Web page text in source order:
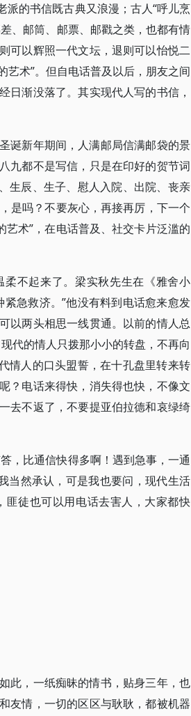
的书信既古典又浪漫；古人“呼儿烹
、邮筒、邮票、邮戳之类，也都有情
可以辉照一代文坛，退则可以怡悦二
艺术”。但自电话普及以后，朋友之间
日渐没落了。其实现代人写的书信，
诞新年期间，人满邮局信满邮袋的景
九都不是写信，只是在印好的贺节词
生辰、生子、慰人入院、出院、丧亲
是吗？不要灰心，再接再厉，下一个
术”，在电话普及、社交卡片泛滥的
不起来了。梁实秋先生在《雅舍小
急救济。”他没有料到电话愈来愈发
以两头相思一线贯通。以前的情人总
代的情人只拨那小小的转盘，不再向
情人的口头盟誓，在十孔盘里转来转
？电话来得快，消失得也快，不像文
去不返了，不要提亚伯拉德和哀绿绮
，比通信快得多啊！遇到急事，一通
当然承认，可是我也要问，现代生活
徒也可以用电话去害人，大家都快
此，一纸痴昧的情书，贴身三年，也
友情，一切的区区与耿耿，都被机器